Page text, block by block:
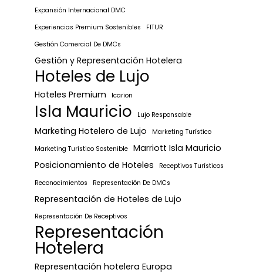
Expansión Internacional DMC
Experiencias Premium Sostenibles
FITUR
Gestión Comercial De DMCs
Gestión y Representación Hotelera
Hoteles de Lujo
Hoteles Premium Icarion
Isla Mauricio Lujo Responsable
Marketing Hotelero de Lujo
Marketing Turístico
Marketing Turístico Sostenible Marriott Isla Mauricio
Posicionamiento de Hoteles
Receptivos Turísticos
Reconocimientos
Representación De DMCs
Representación de Hoteles de Lujo
Representación De Receptivos
Representación
Hotelera
Representación hotelera Europa